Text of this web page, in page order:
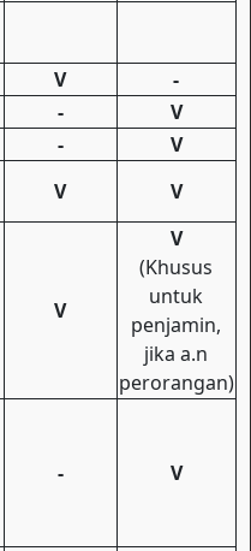
V
-
-
V
-
V
V
V
V
V
(Khusus
untuk
penjamin,
jika a.n
perorangan)
- V